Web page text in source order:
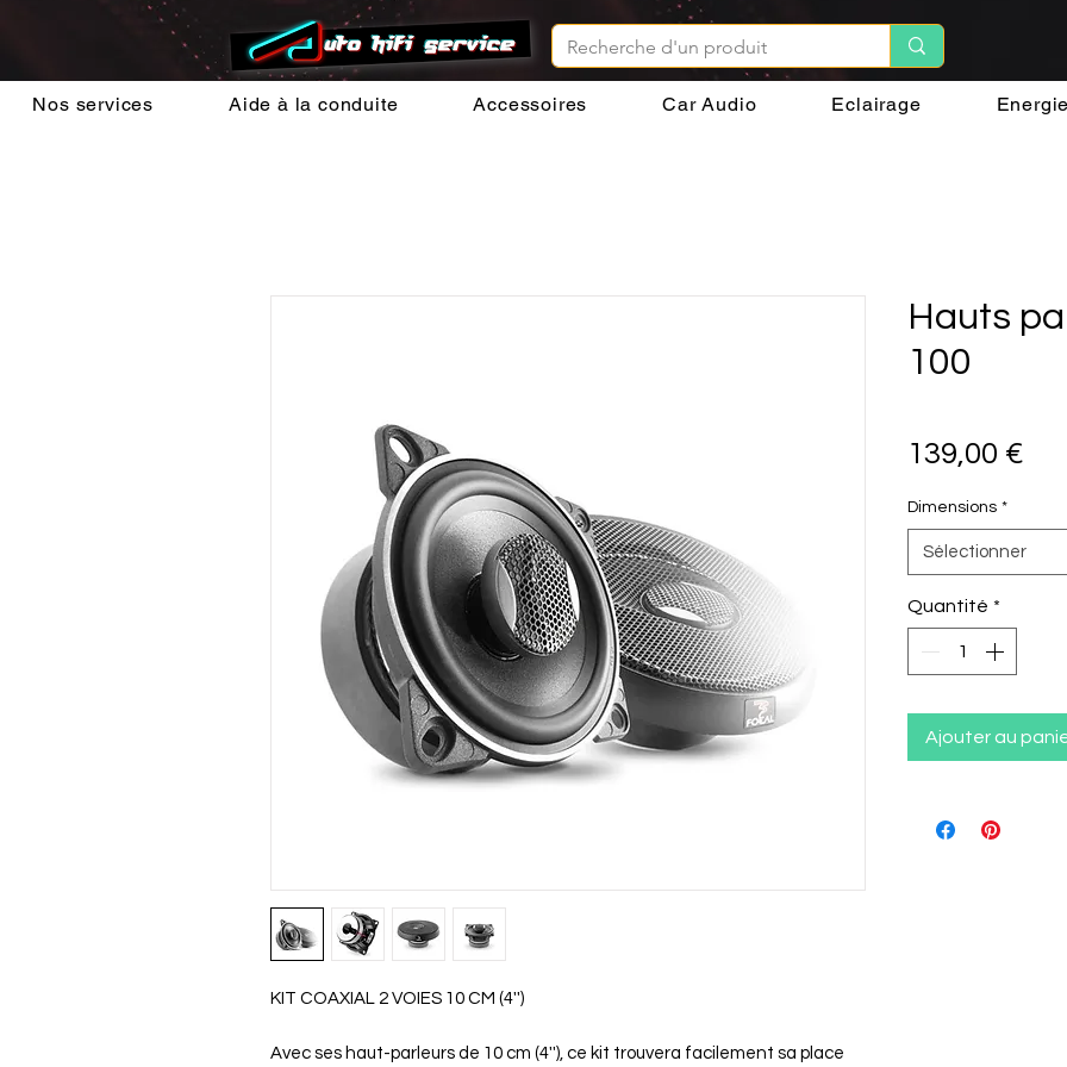
Nos services Aide à la conduite Accessoires Car Audio Eclairage
KIT COAXIAL 2 VOIES 10 CM (4'')
Avec ses haut-parleurs de 10 cm (4''), ce kit trouvera facilement sa place
Hauts
100
139,00 €
Dimensions *
Sélectionner
Quantité *
Ajouter au